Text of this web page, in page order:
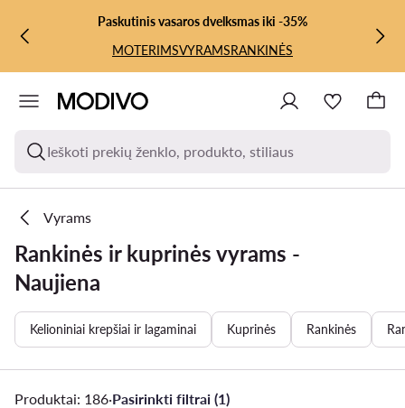
PEREITI PRIE PAGRINDINIO TURINIO
PEREITI Į PAIEŠKĄPaskutinis vasaros dvelksmas iki -35%
MOTERIMSVYRAMSRANKINĖS
Ieškoti prekių ženklo, produkto, stiliaus
Vyrams
Rankinės ir kuprinės vyrams -
Naujiena
Kelioniniai krepšiai ir lagaminai Kuprinės Rankinės
Produktai: 186·Pasirinkti filtrai (1)